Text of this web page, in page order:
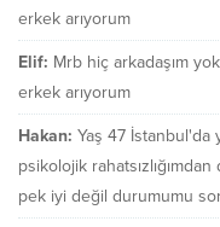
erkek arıyorum
Elif: Mrb hiç arkadaşım
erkek arıyorum
Hakan: Yaş 47 İstanbul'da
psikolojik
pek iyi değil durumumu